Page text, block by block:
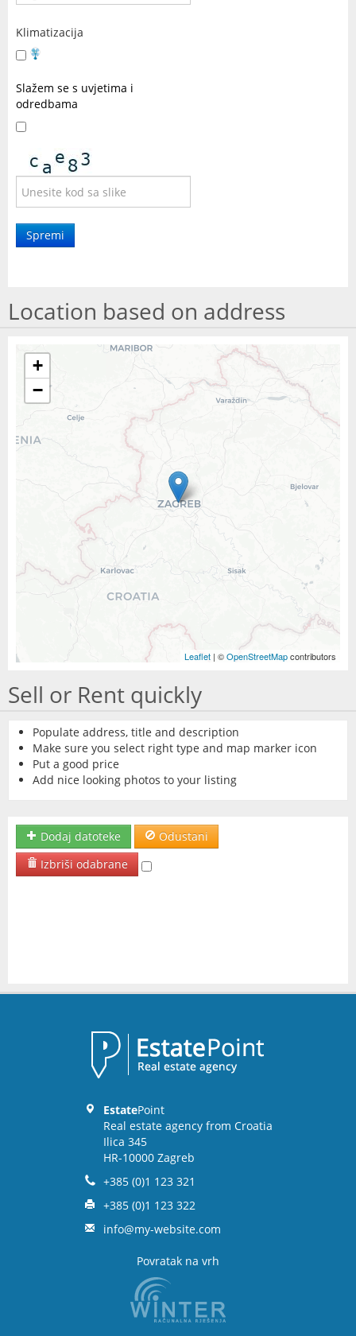
Klimatizacija
Slažem se s uvjetima i
odredbama
Location based on address
+
−
Leaflet | ©OpenStreetMapcontributors
Sell or Rent quickly
Populate address, title and description
Make sure you select right type and map marker icon
Put a good price
Add nice looking photos to your listing
Dodaj datoteke
Odustani
Izbriši odabrane
EstatePoint
Real estate agency from Croatia
Ilica 345
HR-10000 Zagreb
+385 (0)1 123 321
+385 (0)1 123 322
info@my-website.com
Povratak na vrh